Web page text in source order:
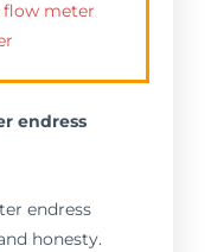
flow meter
endress
endress
honesty.